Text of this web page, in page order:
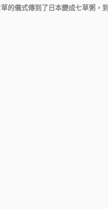
的儀式傳到了日本變成七草粥，